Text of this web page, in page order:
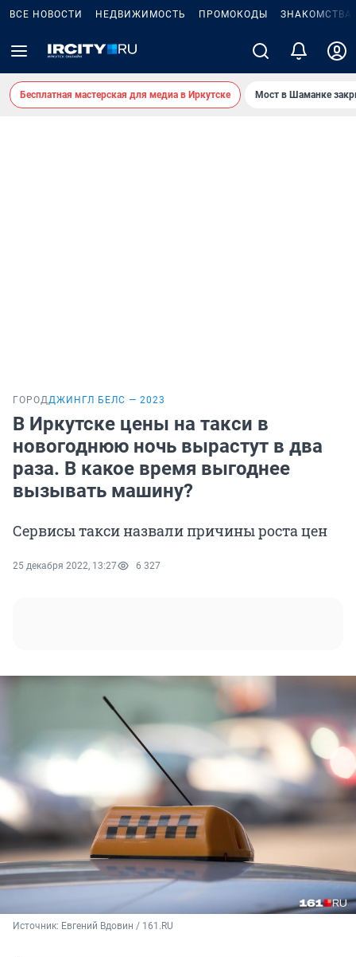
ВСЕ НОВОСТИ НЕДВИЖИМОСТЬ ПРОМОКОДЫ ЗНАКОМСТВА
Бесплатная мастерская для медиа в Иркутске Мост в Шаманке
ГОРОДДЖИНГЛ БЕЛС — 2023
В Иркутске цены на такси в
новогоднюю ночь вырастут в два
раза. В какое время выгоднее
вызывать машину?
Сервисы такси назвали причины роста цен
25 декабря 2022, 13:27 6 327
Источник: Евгений Вдовин / 161.RU